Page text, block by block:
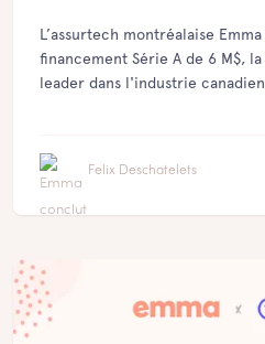
L’assurtech montréalaise
financement Série A de 6 M$,
leader dans l'industrie
Felix Deschatelets